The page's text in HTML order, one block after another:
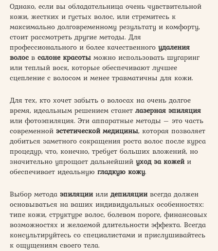
Однако, если вы обладательница очень чувствительной
кожи, жестких и густых волос, или стремитесь к
максимально долговременному результату и комфорту,
стоит рассмотреть другие методы. Для
профессионального и более качественного удаления
волос в салоне красоты можно использовать шугаринг
или теплый воск, которые обеспечивают лучшее
сцепление с волосом и менее травматичны для кожи.
Для тех, кто хочет забыть о волосах на очень долгое
время, идеальным решением станет лазерная эпиляция
или фотоэпиляция. Эти аппаратные методы – это часть
современной эстетической медицины, которая позволяет
добиться заметного сокращения роста волос после курса
процедур, что, конечно, требует больших вложений, но
значительно упрощает дальнейший уход за кожейи
обеспечивает идеальную гладкую кожу.
Выбор метода эпиляцииили депиляциивсегда должен
основываться на ваших индивидуальных особенностях:
типе кожи, структуре волос, болевом пороге, финансовых
возможностях и желаемой длительности эффекта. Всегда
консультируйтесь со специалистами и прислушивайтесь
к ощущениям своего тела.